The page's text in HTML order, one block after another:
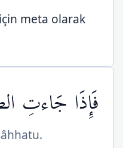
meta olarak
فَإِذَا جَاءتِ